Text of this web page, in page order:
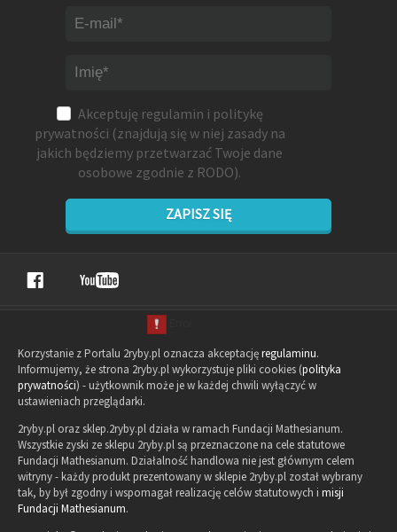
Akceptuję regulamin i politykę
prywatności (znajdują się w niej zasady na
jakich będziemy przetwarzać Twoje dane
osobowe zgodnie z RODO).
ZAPISZ SIĘ
Korzystanie z Portalu 2ryby.pl oznacza akceptacjęregulaminu.
Informujemy, że strona 2ryby.pl wykorzystuje pliki cookies (polityka
prywatności) - użytkownik może je w każdej chwili wyłączyć w
ustawieniach przeglądarki.
2ryby.pl oraz sklep.2ryby.pl działa w ramach Fundacji Mathesianum.
Wszystkie zyski ze sklepu 2ryby.pl są przeznaczone na cele statutowe
Fundacji Mathesianum. Działalność handlowa nie jest głównym celem
witryny - każdy produkt prezentowany w sklepie 2ryby.pl został wybrany
tak, by był zgodny i wspomagał realizację celów statutowych i misji
Fundacji Mathesianum.